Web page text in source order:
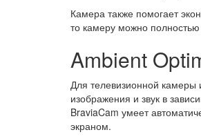
Камера также помогает
то камеру можно
Ambient
Для телевизионной
изображения и звук в
BraviaCam умеет
экраном.